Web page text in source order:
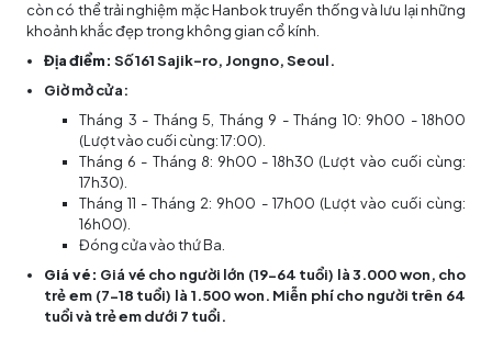
còn có thể trải nghiệm mặc Hanbok truyền thống và lưu lại những
khoảnh khắc đẹp trong không gian cổ kính.
Địa điểm: Số 161 Sajik-ro, Jongno, Seoul.
Giờ mở cửa:
Tháng 3 - Tháng 5, Tháng 9 - Tháng 10: 9h00 - 18h00
(Lượt vào cuối cùng: 17:00).
Tháng 6 - Tháng 8: 9h00 - 18h30 (Lượt vào cuối cùng:
17h30).
Tháng 11 - Tháng 2: 9h00 - 17h00 (Lượt vào cuối cùng:
16h00).
Đóng cửa vào thứ Ba.
Giá vé: Giá vé cho người lớn (19-64 tuổi) là 3.000 won, cho
trẻ em (7-18 tuổi) là 1.500 won. Miễn phí cho người trên 64
tuổi và trẻ em dưới 7 tuổi.